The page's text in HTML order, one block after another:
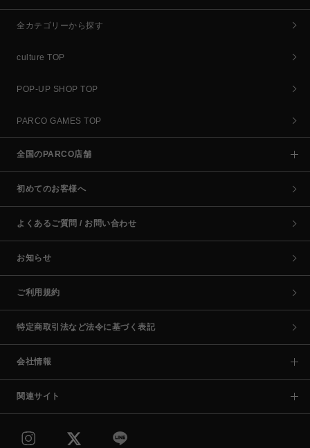
全カテゴリーから探す
culture TOP
POP-UP SHOP TOP
PARCO GAMES TOP
全国のPARCO店舗
初めてのお客様へ
よくあるご質問 / お問い合わせ
お知らせ
ご利用規約
特定商取引法など法令に基づく表記
会社情報
関連サイト